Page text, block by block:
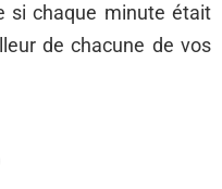
si chaque minute était
de chacune de vos